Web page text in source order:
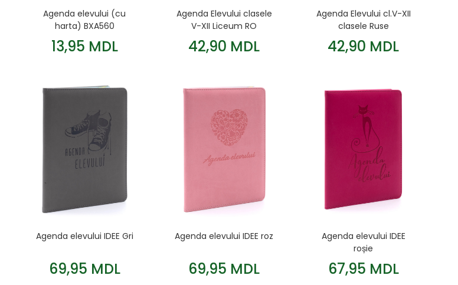
Agenda elevului (cu
harta) BXA560
13,95 MDL
Agenda Elevului clasele
V-XII Liceum RO
42,90 MDL
Agenda Elevului cl.V-XII
clasele Ruse
42,90 MDL
Agenda elevului IDEE Gri
69,95 MDL
Agenda elevului IDEE roz
69,95 MDL
Agenda elevului IDEE
roșie
67,95 MDL